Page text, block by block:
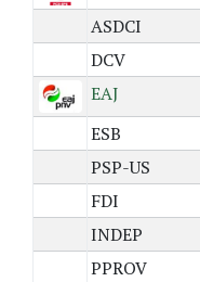
ASDCI
DCV
EAJ
ESB
PSP-US
FDI
INDEP
PPROV